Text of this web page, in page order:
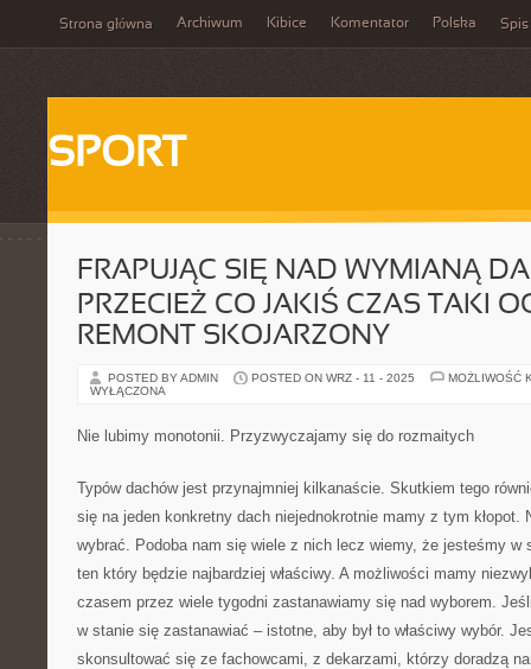
Strona główna Archiwum Kibice Komentator Polska Spis
SPORT
FRAPUJĄC SIĘ NAD WYMIANĄ
PRZECIEŻ CO JAKIŚ CZAS TAKI
REMONT SKOJARZONY
POSTED BY ADMIN POSTED ON WRZ - 11 - 2025
MOŻLIWOŚĆ
WYŁĄCZONA
Nie lubimy monotonii. Przyzwyczajamy się do rozmaitych
Typów dachów jest przynajmniej kilkanaście. Skutkiem tego
się na jeden konkretny dach niejednokrotnie mamy z tym kłopot.
wybrać. Podoba nam się wiele z nich lecz wiemy, że jesteśmy w
ten który będzie najbardziej właściwy. A możliwości mamy
czasem przez wiele tygodni zastanawiamy się nad wyborem.
w stanie się zastanawiać – istotne, aby był to właściwy wybór.
skonsultować się ze fachowcami, z dekarzami, którzy doradzą